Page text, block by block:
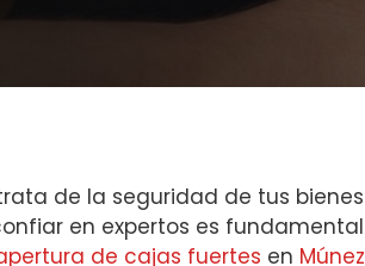
de la seguridad de tus
en expertos es
de cajas fuertes en Múnez